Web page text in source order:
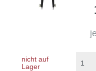
nicht auf
Lager